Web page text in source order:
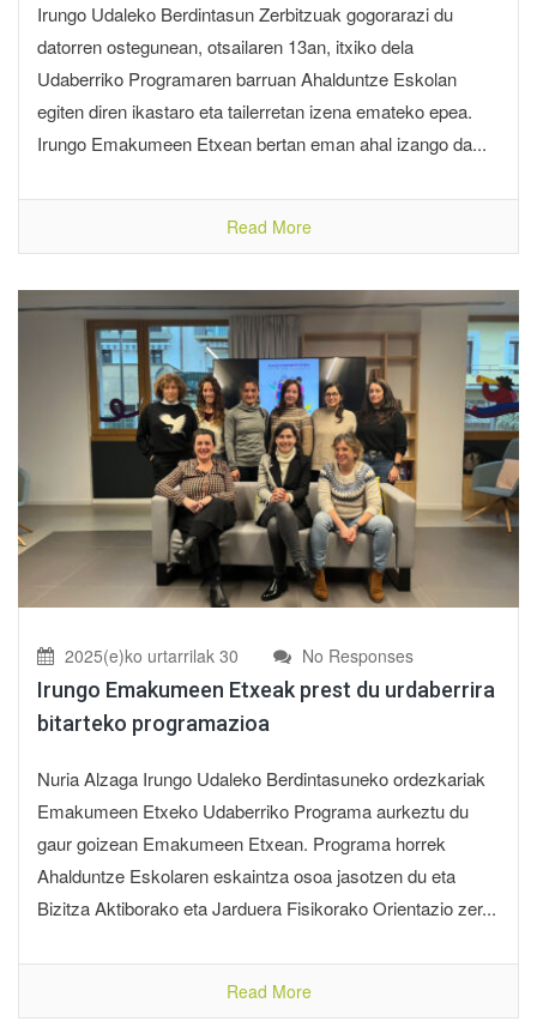
Irungo Udaleko Berdintasun Zerbitzuak gogorarazi du
datorren ostegunean, otsailaren 13an, itxiko dela
Udaberriko Programaren barruan Ahalduntze Eskolan
egiten diren ikastaro eta tailerretan izena emateko epea.
Irungo Emakumeen Etxean bertan eman ahal izango da...
Read More
2025(e)ko urtarrilak 30 No Responses
Irungo Emakumeen Etxeak prest du urdaberrira
bitarteko programazioa
Nuria Alzaga Irungo Udaleko Berdintasuneko ordezkariak
Emakumeen Etxeko Udaberriko Programa aurkeztu du
gaur goizean Emakumeen Etxean. Programa horrek
Ahalduntze Eskolaren eskaintza osoa jasotzen du eta
Bizitza Aktiborako eta Jarduera Fisikorako Orientazio zer...
Read More